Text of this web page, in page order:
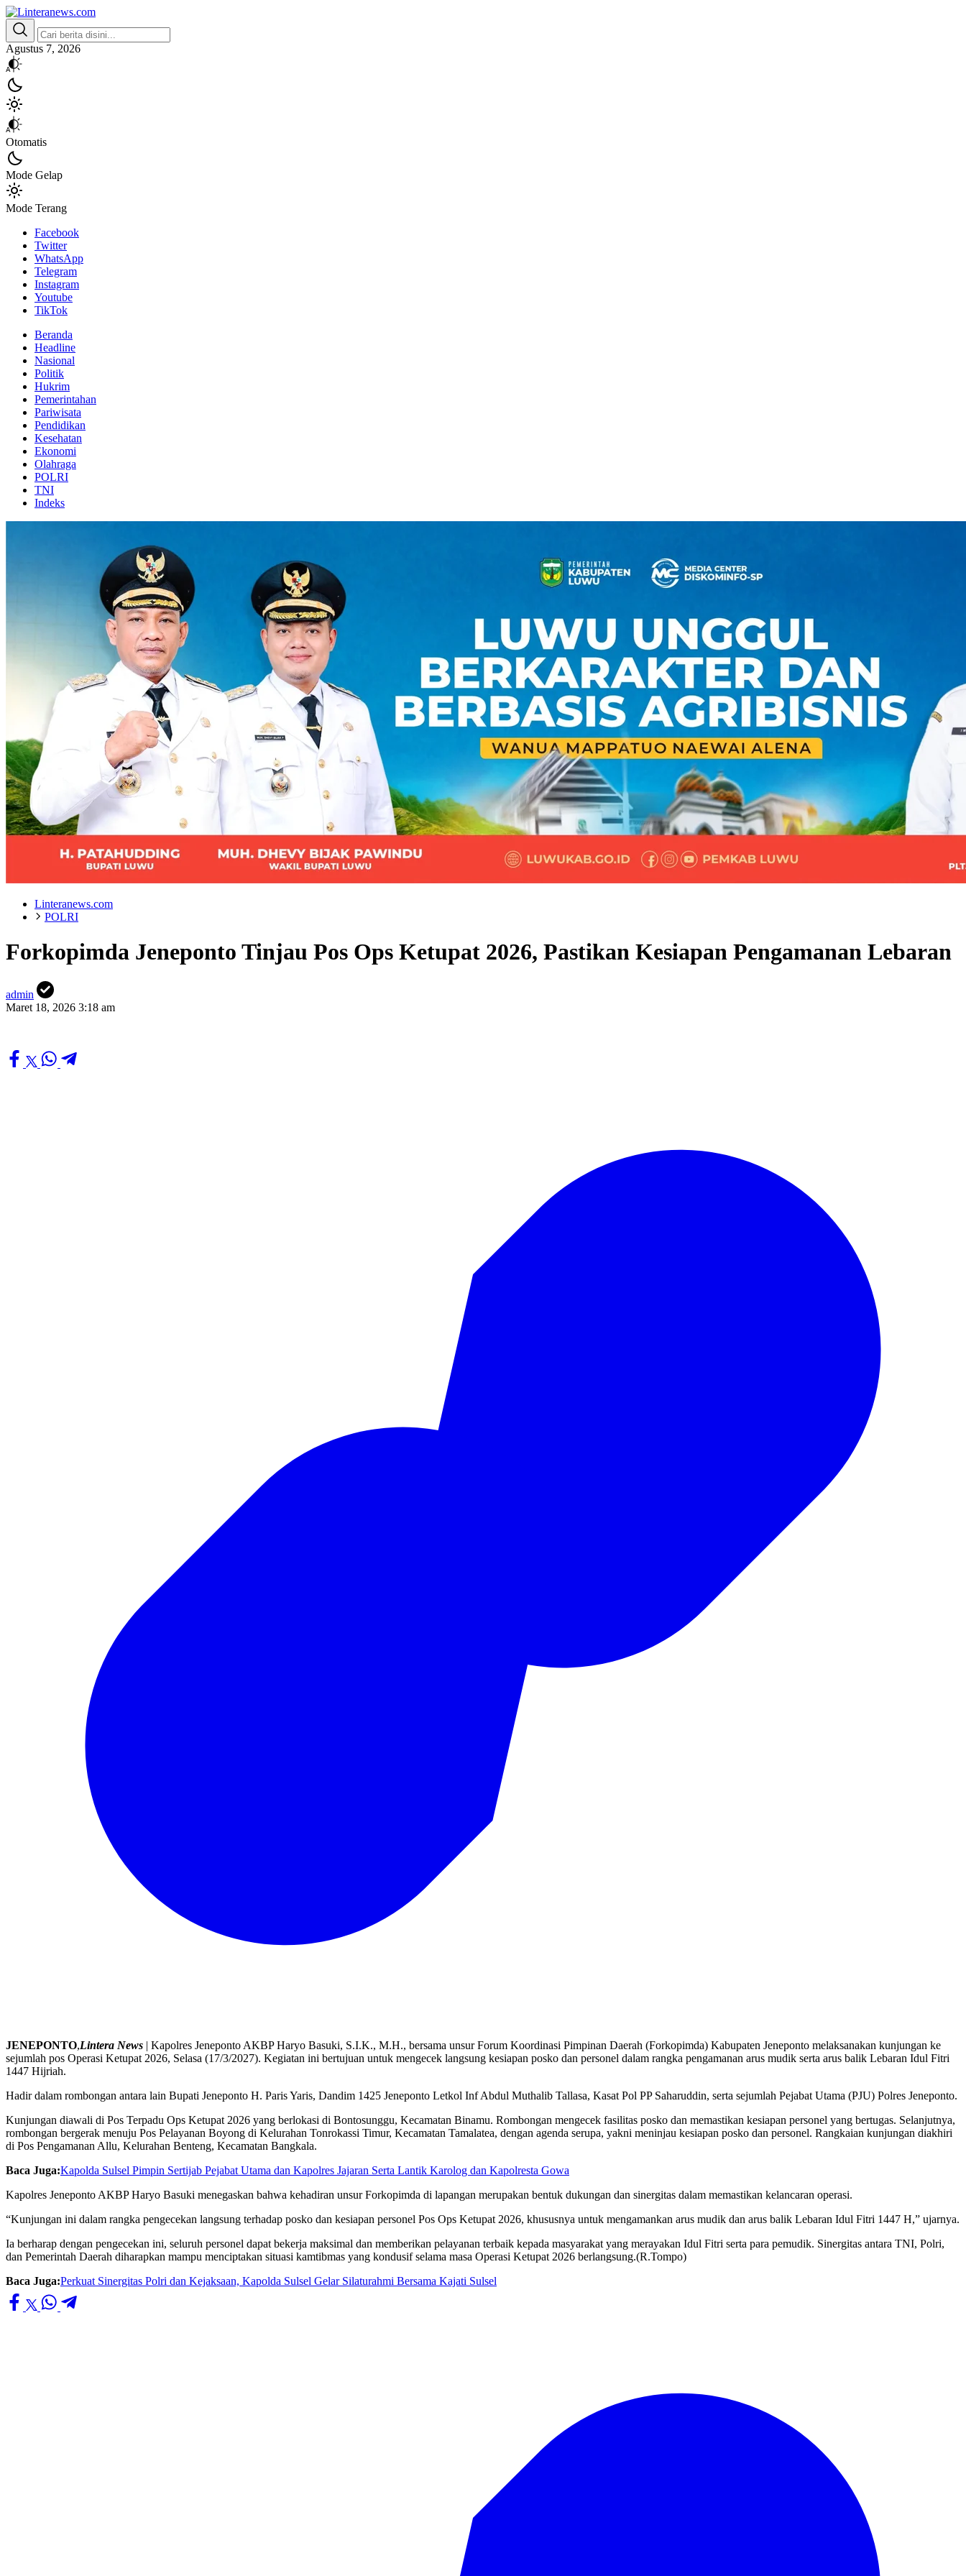
Linteranews.com
Lintas Informasi Tercepat dan Akurat
Agustus 7, 2026
Otomatis
Mode Gelap
Mode Terang
Facebook
Twitter
WhatsApp
Telegram
Instagram
Youtube
TikTok
Beranda
Headline
Nasional
Politik
Hukrim
Pemerintahan
Pariwisata
Pendidikan
Kesehatan
Ekonomi
Olahraga
POLRI
TNI
Indeks
Linteranews.com
POLRI
Forkopimda Jeneponto Tinjau Pos Ops Ketupat 2026, Pastikan Kesiapan Pengamanan Lebaran
admin
Maret 18, 2026 3:18 am
JENEPONTO,Lintera News | Kapolres Jeneponto AKBP Haryo Basuki, S.I.K., M.H., bersama unsur Forum Koordinasi Pimpinan Daerah (Forkopimda) Kabupaten Jeneponto melaksanakan kunjungan ke
sejumlah pos Operasi Ketupat 2026, Selasa (17/3/2027). Kegiatan ini bertujuan untuk mengecek langsung kesiapan posko dan personel dalam rangka pengamanan arus mudik serta arus balik Lebaran Idul Fitri
1447 Hijriah.
Hadir dalam rombongan antara lain Bupati Jeneponto H. Paris Yaris, Dandim 1425 Jeneponto Letkol Inf Abdul Muthalib Tallasa, Kasat Pol PP Saharuddin, serta sejumlah Pejabat Utama (PJU) Polres Jeneponto.
Kunjungan diawali di Pos Terpadu Ops Ketupat 2026 yang berlokasi di Bontosunggu, Kecamatan Binamu. Rombongan mengecek fasilitas posko dan memastikan kesiapan personel yang bertugas. Selanjutnya,
rombongan bergerak menuju Pos Pelayanan Boyong di Kelurahan Tonrokassi Timur, Kecamatan Tamalatea, dengan agenda serupa, yakni meninjau kesiapan posko dan personel. Rangkaian kunjungan diakhiri
di Pos Pengamanan Allu, Kelurahan Benteng, Kecamatan Bangkala.
Baca Juga:Kapolda Sulsel Pimpin Sertijab Pejabat Utama dan Kapolres Jajaran Serta Lantik Karolog dan Kapolresta Gowa
Kapolres Jeneponto AKBP Haryo Basuki menegaskan bahwa kehadiran unsur Forkopimda di lapangan merupakan bentuk dukungan dan sinergitas dalam memastikan kelancaran operasi.
“Kunjungan ini dalam rangka pengecekan langsung terhadap posko dan kesiapan personel Pos Ops Ketupat 2026, khususnya untuk mengamankan arus mudik dan arus balik Lebaran Idul Fitri 1447 H,” ujarnya.
Ia berharap dengan pengecekan ini, seluruh personel dapat bekerja maksimal dan memberikan pelayanan terbaik kepada masyarakat yang merayakan Idul Fitri serta para pemudik. Sinergitas antara TNI, Polri,
dan Pemerintah Daerah diharapkan mampu menciptakan situasi kamtibmas yang kondusif selama masa Operasi Ketupat 2026 berlangsung.(R.Tompo)
Baca Juga:Perkuat Sinergitas Polri dan Kejaksaan, Kapolda Sulsel Gelar Silaturahmi Bersama Kajati Sulsel